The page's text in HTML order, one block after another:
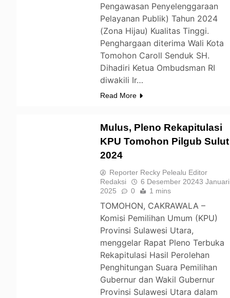
Pengawasan Penyelenggaraan
Pelayanan Publik) Tahun 2024
(Zona Hijau) Kualitas Tinggi.
Penghargaan diterima Wali Kota
Tomohon Caroll Senduk SH.
Dihadiri Ketua Ombudsman RI
diwakili Ir…
Read More
Mulus, Pleno Rekapitulasi
KPU Tomohon Pilgub Sulut
2024
Reporter Recky Pelealu Editor
Redaksi
6 Desember 20243 Januari
2025
0 1 mins
TOMOHON, CAKRAWALA –
Komisi Pemilihan Umum (KPU)
Provinsi Sulawesi Utara,
menggelar Rapat Pleno Terbuka
Rekapitulasi Hasil Perolehan
Penghitungan Suara Pemilihan
Gubernur dan Wakil Gubernur
Provinsi Sulawesi Utara dalam